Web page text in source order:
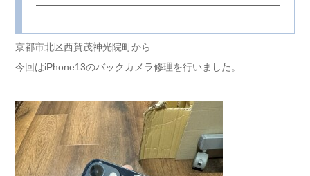
京都市北区西賀茂神光院町から
今回はiPhone13のバックカメラ修理を行いました。